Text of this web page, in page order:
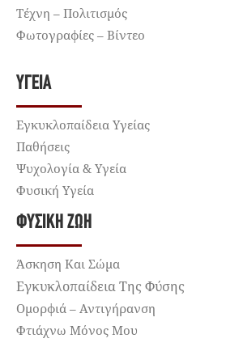
Τέχνη – Πολιτισμός
Φωτογραφίες – Βίντεο
ΥΓΕΊΑ
Εγκυκλοπαίδεια Υγείας
Παθήσεις
Ψυχολογία & Υγεία
Φυσική Υγεία
ΦΥΣΙΚΉ ΖΩΉ
Άσκηση Και Σώμα
Εγκυκλοπαίδεια Της Φύσης
Ομορφιά – Αντιγήρανση
Φτιάχνω Μόνος Μου